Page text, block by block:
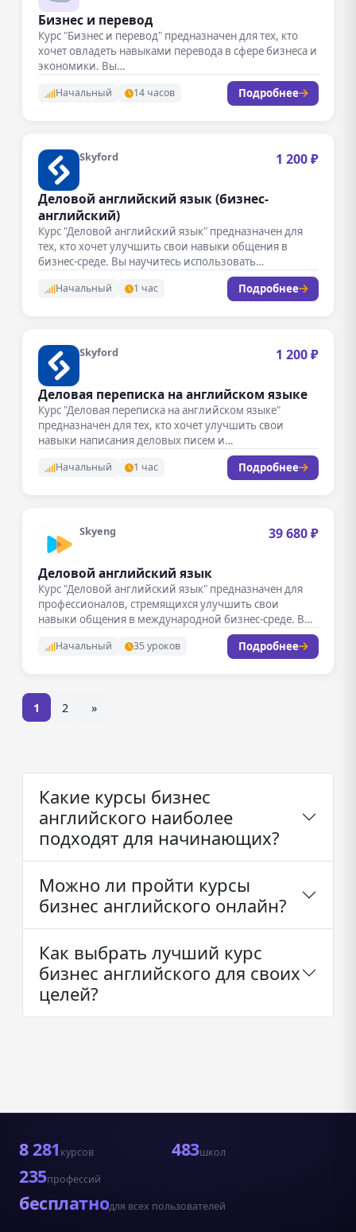
Бизнес и перевод
Курс "Бизнес и перевод" предназначен для тех, кто
хочет овладеть навыками перевода в сфере бизнеса и
экономики. Вы…
Начальный 14 часов Подробнее
Skyford 1 200 ₽
Деловой английский язык (бизнес-
английский)
Курс "Деловой английский язык" предназначен для
тех, кто хочет улучшить свои навыки общения в
бизнес-среде. Вы научитесь использовать…
Начальный 1 час Подробнее
Skyford 1 200 ₽
Деловая переписка на английском языке
Курс "Деловая переписка на английском языке"
предназначен для тех, кто хочет улучшить свои
навыки написания деловых писем и…
Начальный 1 час Подробнее
Skyeng 39 680 ₽
Деловой английский язык
Курс "Деловой английский язык" предназначен для
профессионалов, стремящихся улучшить свои
навыки общения в международной бизнес-среде. В
Начальный 35 уроков Подробнее
1 2 »
Какие курсы бизнес
английского наиболее
подходят для начинающих?
Можно ли пройти курсы
бизнес английского онлайн?
Как выбрать лучший курс
бизнес английского для своих
целей?
8 281 курсов 483школ
235профессий
бесплатнодля всех пользователей